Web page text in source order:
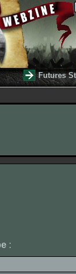
Futures
: